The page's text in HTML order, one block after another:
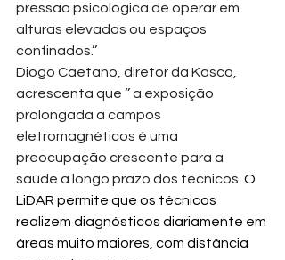
pressão psicológica de operar em
alturas elevadas ou espaços
confinados.’’
Diogo Caetano, diretor da Kasco,
acrescenta que ‘’ a exposição
prolongada a campos
eletromagnéticos é uma
preocupação crescente para a
saúde a longo prazo dos técnicos. O
LiDAR permite que os técnicos
realizem diagnósticos diariamente em
áreas muito maiores, com distância